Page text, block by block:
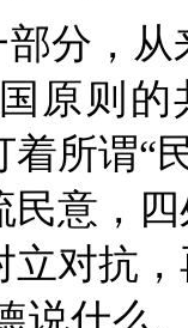
分，
原则
所谓“
民意，
对抗
说什么